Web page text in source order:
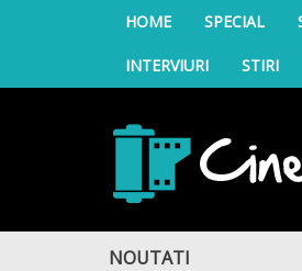
HOME SPECIAL
INTERVIURI STIRI
CineAmator
NOUTATI